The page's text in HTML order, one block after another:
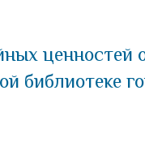
ценностей
библиотеке